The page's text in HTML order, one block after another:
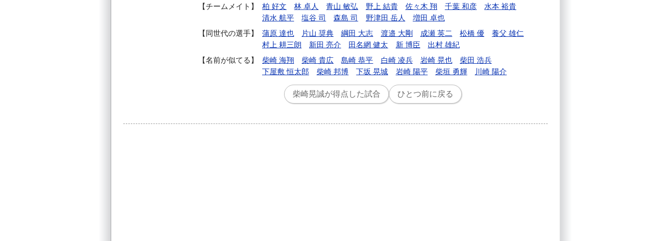
チームメイト 柏 好文 林 卓人 青山 敏弘 野上 結貴 佐々木 翔 千葉 和彦
水本 裕貴
清水 航平
塩谷 司 森島 司 野津田 岳人
増田 卓也
同世代の選手
蒲原 達也 片山 奨典 綱田 大志 渡邉 大剛 成瀬 英二 松橋 優
養父 雄仁
村上 耕三朗
新田 亮介 田名網 健太 新 博臣
出村 雄紀
名前が似てる
柴崎 海翔 柴崎 貴広 島崎 恭平 白崎 凌兵 岩崎 晃也
柴田 浩兵
下屋敷 恒太郎
柴崎 邦博 下坂 晃城 岩崎 陽平 柴垣 勇輝 川崎 陽介
柴崎晃誠が得点した試合 ひとつ前に戻る